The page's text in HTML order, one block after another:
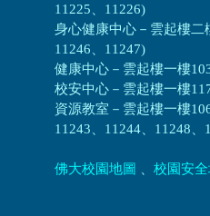
11225、11226)
身心健康中心 － 雲起樓二
11246、11247)
健康中心－ 雲起樓一樓
校安中心－ 雲起樓一樓
資源教室 － 雲起樓一樓
11243、11244、11248、
佛大校園地圖 校園安全